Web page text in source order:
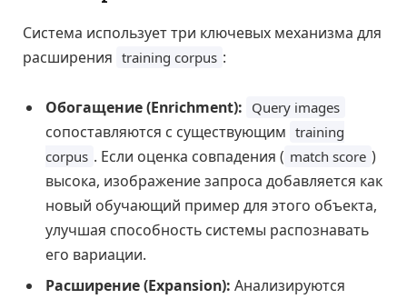
Система использует три ключевых механизма для
расширения training corpus :
Обогащение (Enrichment): Query images
сопоставляются с существующим training
corpus . Если оценка совпадения ( match score )
высока, изображение запроса добавляется как
новый обучающий пример для этого объекта,
улучшая способность системы распознавать
его вариации.
Расширение (Expansion): Анализируются